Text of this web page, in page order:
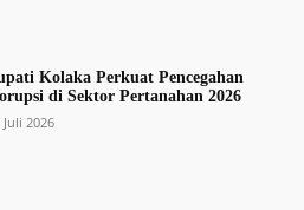
Kolaka Perkuat Pencegahan
di Sektor Pertanahan 2026
Juli 2026